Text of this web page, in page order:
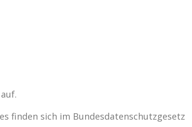
finden sich im Bundesdatenschutzgesetz